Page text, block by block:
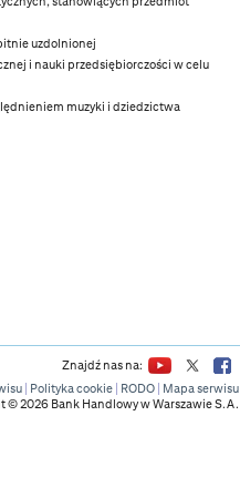
uzdolnionej
i nauki przedsiębiorczości w celu
muzyki i dziedzictwa
Znajdź nas na:
| Polityka cookie | RODO | Mapa serwisu
©2026 Bank Handlowy w Warszawie S.A.